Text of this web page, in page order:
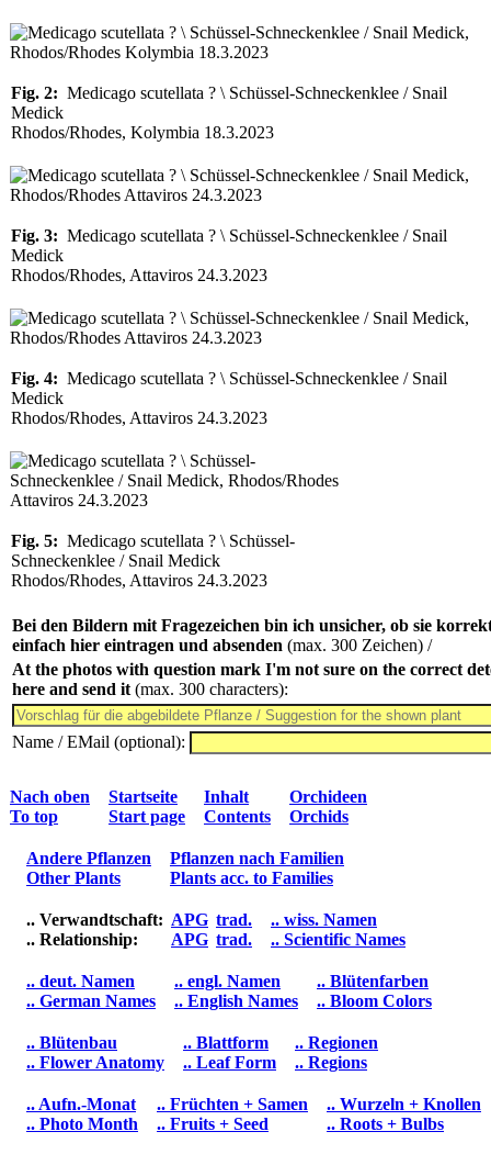
Fig. 2: Medicago scutellata ? \ Schüssel-Schneckenklee / Snail
Medick
Rhodos/Rhodes, Kolymbia 18.3.2023
Fig. 3: Medicago scutellata ? \ Schüssel-Schneckenklee / Snail
Medick
Rhodos/Rhodes, Attaviros 24.3.2023
Fig. 4: Medicago scutellata ? \ Schüssel-Schneckenklee / Snail
Medick
Rhodos/Rhodes, Attaviros 24.3.2023
Fig. 5: Medicago scutellata ? \ Schüssel-
Schneckenklee / Snail Medick
Rhodos/Rhodes, Attaviros 24.3.2023
Bei den Bildern mit Fragezeichen bin ich unsicher, ob sie
einfach hier eintragen und absenden (max. 300 Zeichen) /
At the photos with question mark I'm not sure on the correct
here and send it (max. 300 characters):
Name / EMail (optional):
Nach oben
To top
Startseite
Start page
Inhalt
Contents
Orchideen
Orchids
Andere Pflanzen
Other Plants
Pflanzen nach Familien
Plants acc. to Families
.. Verwandtschaft:
.. Relationship:
APG
APG
trad.
trad.
.. wiss. Namen
.. Scientific Names
.. deut. Namen
.. German Names
.. engl. Namen
.. English Names
.. Blütenfarben
.. Bloom Colors
.. Blütenbau
.. Flower Anatomy
.. Blattform
.. Leaf Form
.. Regionen
.. Regions
.. Aufn.-Monat
.. Photo Month
.. Früchten + Samen
.. Fruits + Seed
.. Wurzeln + Knollen
.. Roots + Bulbs